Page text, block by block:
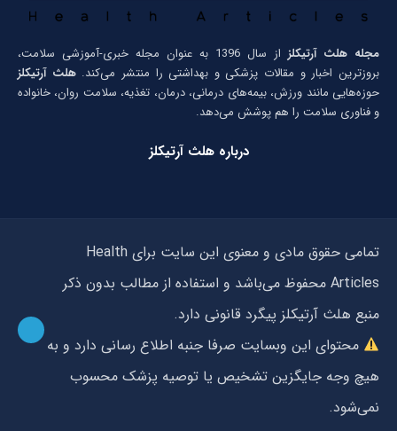
مجله هلث آرتیکلز
از سال 1396 به عنوان مجله خبری-آموزشی سلامت،
بروزترین اخبار و مقالات پزشکی و بهداشتی را منتشر می‌کند.هلث آرتیکلز
حوزه‌هایی مانند ورزش، بیمه‌های درمانی، درمان، تغذیه، سلامت روان، خانواده
و فناوری سلامت را هم پوشش می‌دهد.
درباره هلث آرتیکلز
تمامی حقوق مادی و معنوی این سایت برای Health
Articles محفوظ می‌باشد و استفاده از مطالب بدون ذکر
منبع هلث آرتیکلز پیگرد قانونی دارد.
محتوای این وبسایت صرفا جنبه اطلاع رسانی دارد و به
هیچ وجه جایگزین تشخیص یا توصیه پزشک محسوب
نمی‌شود.